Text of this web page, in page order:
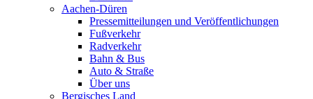
Aachen-Düren
Pressemitteilungen und Veröffentlichungen
Fußverkehr
Radverkehr
Bahn & Bus
Auto & Straße
Über uns
Bergisches Land